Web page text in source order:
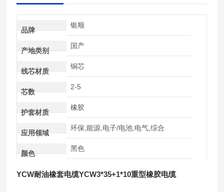
品牌
银顺
产地类别
国产
线芯材质
铜芯
芯数
2-5
护套材质
橡胶
应用领域
环保,能源,电子/电池,电气,综合
颜色
黑色
YCW耐油橡套电缆YCW3*35+1*10重型橡胶电缆